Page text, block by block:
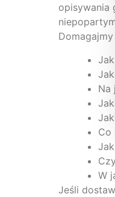
opisywania
Na
Co
W
Jeśli